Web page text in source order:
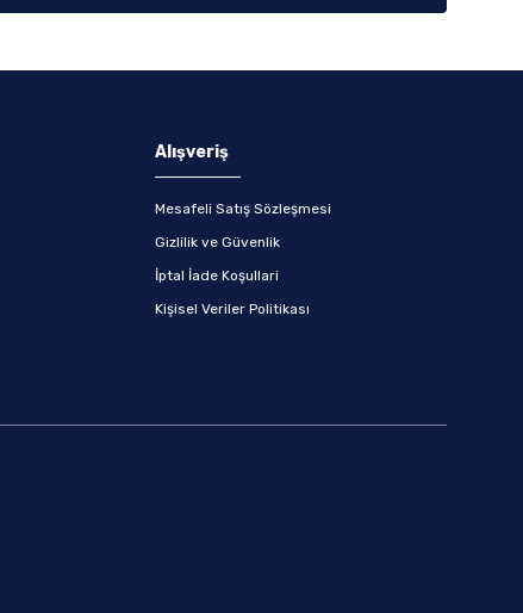
Alışveriş
Mesafeli Satış Sözleşmesi
Gizlilik ve Güvenlik
İptal İade Koşullari
Kişisel Veriler Politikası